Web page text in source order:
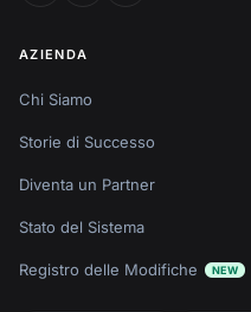
AZIENDA
Chi Siamo
Storie di Successo
Diventa un Partner
Stato del Sistema
Registro delle Modifiche NEW